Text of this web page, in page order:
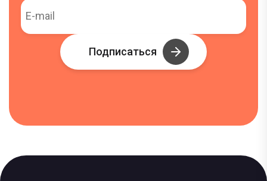
Подписаться